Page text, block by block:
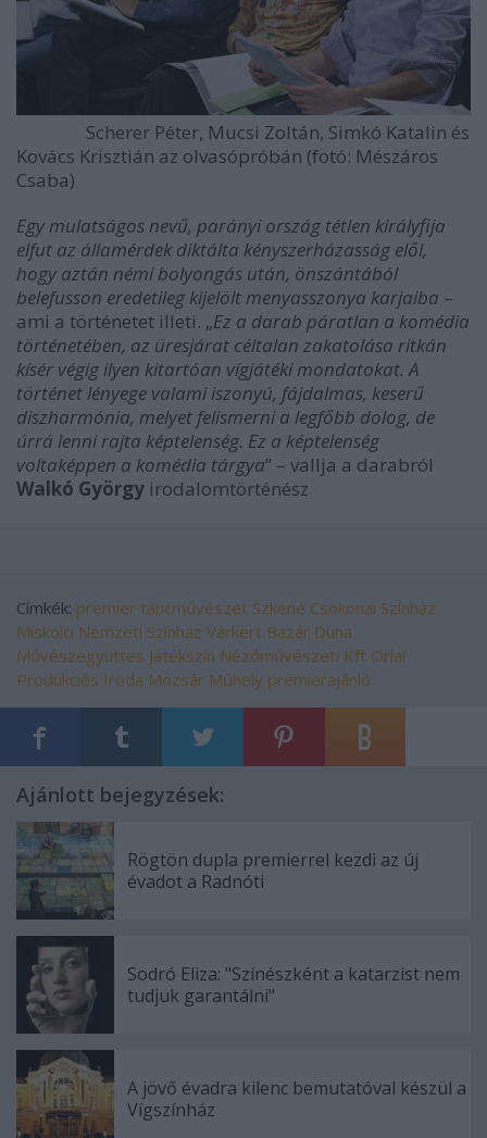
Scherer Péter, Mucsi Zoltán, Simkó Katalin és
Kovács Krisztián az olvasópróbán (fotó: Mészáros
Csaba)
Egy mulatságos nevű, parányi ország tétlen királyfija
elfut az államérdek diktálta kényszerházasság elől,
hogy aztán némi bolyongás után, önszántából
belefusson eredetileg kijelölt menyasszonya karjaiba –
ami a történetet illeti. „Ez a darab páratlan a komédia
történetében, az üresjárat céltalan zakatolása ritkán
kísér végig ilyen kitartóan vígjátéki mondatokat. A
történet lényege valami iszonyú, fájdalmas, keserű
diszharmónia, melyet felismerni a legfőbb dolog, de
úrrá lenni rajta képtelenség. Ez a képtelenség
voltaképpen a komédia tárgya” – vallja a darabról
Walkó György irodalomtörténész
Címkék: premier táncművészet Szkéné Csokonai Színház
Miskolci Nemzeti Színház Várkert Bazár Duna
Művészegyüttes Játékszín Nézőművészeti Kft Orlai
Produkciós Iroda Mozsár Műhely premierajánló
Ajánlott bejegyzések:
Rögtön dupla premierrel kezdi az új
évadot a Radnóti
Sodró Eliza: "Színészként a katarzist nem
tudjuk garantálni"
A jövő évadra kilenc bemutatóval készül a
Vígszínház